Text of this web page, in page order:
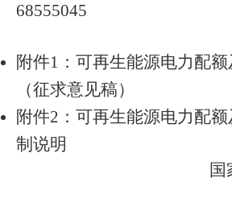
68555045
附件1：可再生能源电力配
（征求意见稿）
附件2：可再生能源电力配
制说明
国